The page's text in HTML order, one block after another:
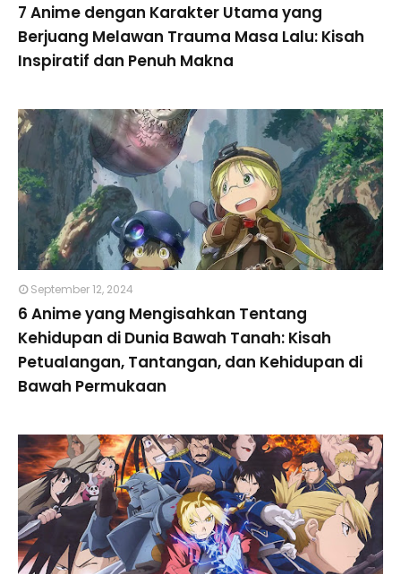
7 Anime dengan Karakter Utama yang
Berjuang Melawan Trauma Masa Lalu: Kisah
Inspiratif dan Penuh Makna
September 12, 2024
6 Anime yang Mengisahkan Tentang
Kehidupan di Dunia Bawah Tanah: Kisah
Petualangan, Tantangan, dan Kehidupan di
Bawah Permukaan